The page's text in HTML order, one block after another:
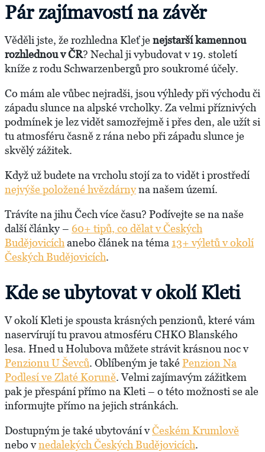
Pár zajímavostí na závěr
Věděli jste, že rozhledna Kleť jenejstarší kamennou
rozhlednou v ČR? Nechal ji vybudovat v 19. století
kníže z rodu Schwarzenbergů pro soukromé účely.
Co mám ale vůbec nejradši, jsou výhledy při východu či
západu slunce na alpské vrcholky. Za velmi příznivých
podmínek je lez vidět samozřejmě i přes den, ale užít si
tu atmosféru časně z rána nebo při západu slunce je
skvělý zážitek.
Když už budete na vrcholu stojí za to vidět i prostředí
nejvýše položené hvězdárnyna našem území.
Trávíte na jihu Čech více času? Podívejte se na naše
další články – 60+ tipů, co dělat v Českých
Budějovicíchanebo článek na téma 13+ výletů v okolí
Českých Budějovicích.
Kde se ubytovat v okolí Kleti
V okolí Kleti je spousta krásných penzionů, které vám
naservírují tu pravou atmosféru CHKO Blanského
lesa. Hned u Holubova můžete strávit krásnou noc v
Penzionu U Ševců. Oblíbeným je takéPenzion Na
Podlesí ve Zlaté Koruně. Velmi zajímavým zážitkem
pak je přespání přímo na Kleti – o této možnosti se ale
informujte přímo na jejich stránkách.
Dostupným je také ubytování vČeském Krumlově
nebo vnedalekých Českých Budějovicích.